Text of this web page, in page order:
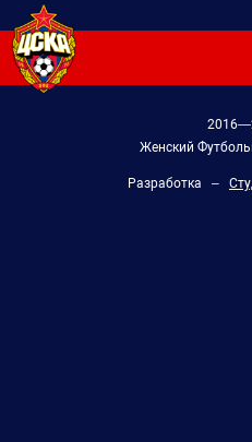
Женский
Разработка –